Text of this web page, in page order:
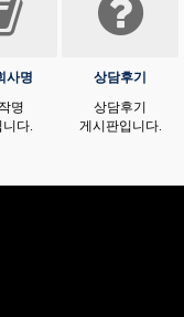
사명
명
니다.
상담후기
상담후기
게시판입니다.